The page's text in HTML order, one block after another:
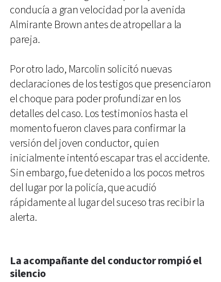
conducía a gran velocidad por la avenida
Almirante Brown antes de atropellar a la
pareja.
Por otro lado, Marcolin solicitó nuevas
declaraciones de los testigos que presenciaron
el choque para poder profundizar en los
detalles del caso. Los testimonios hasta el
momento fueron claves para confirmar la
versión del joven conductor, quien
inicialmente intentó escapar tras el accidente.
Sin embargo, fue detenido a los pocos metros
del lugar por la policía, que acudió
rápidamente al lugar del suceso tras recibir la
alerta.
La acompañante del conductor rompió el
silencio